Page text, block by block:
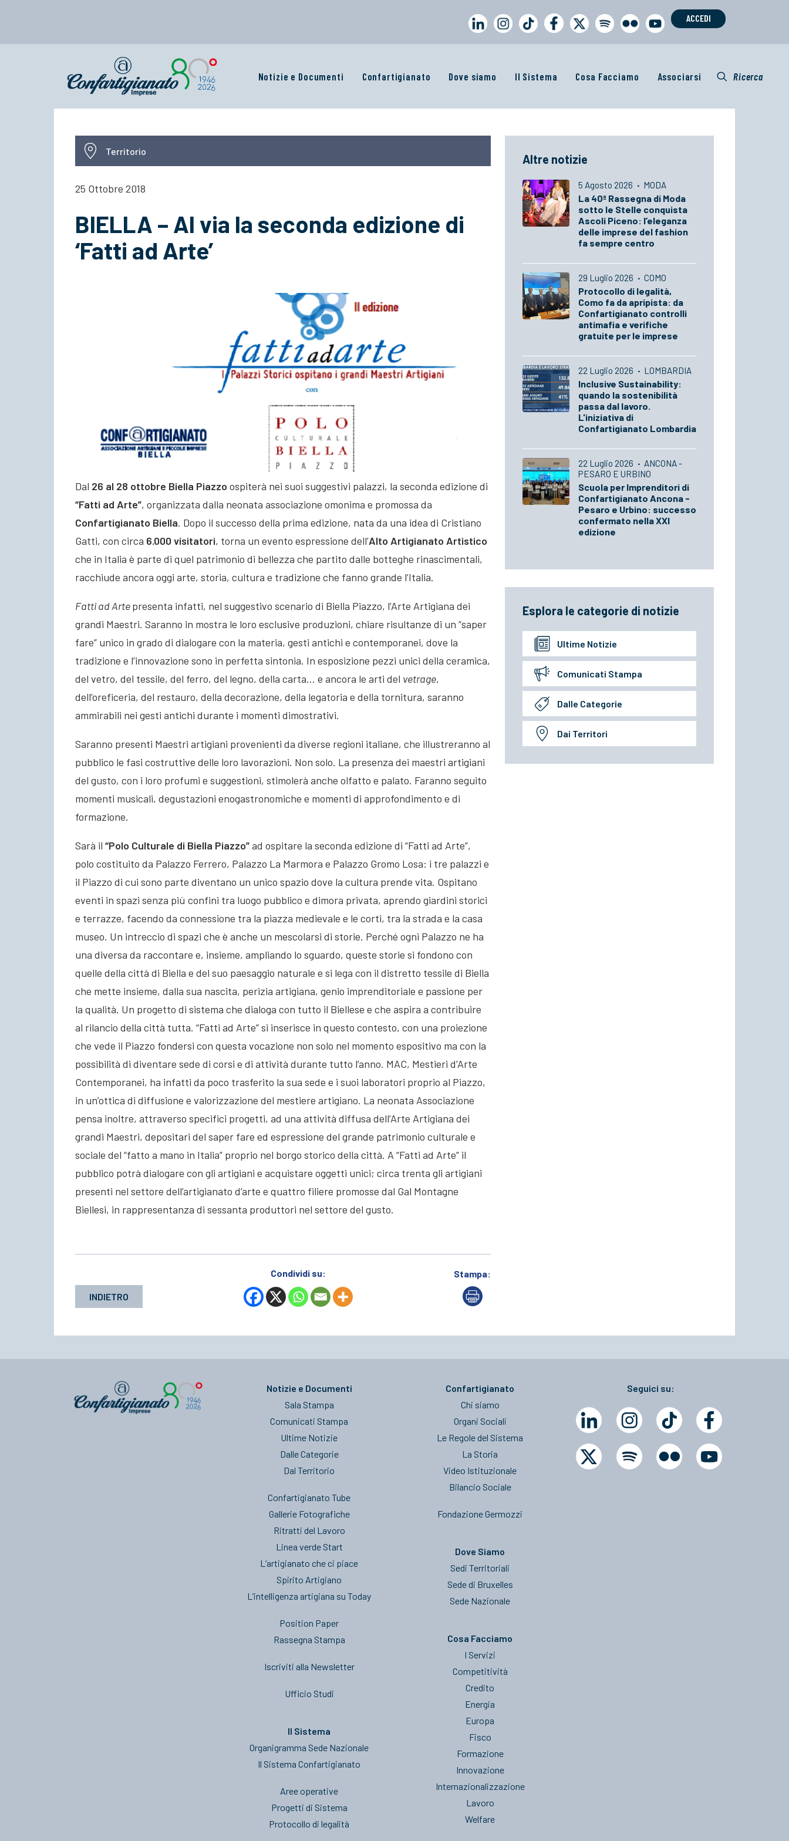
ACCEDI
Notizie e Documenti Confartigianato Dove siamo Il Sistema Cosa Facciamo Associarsi Ricerca
Territorio
25 Ottobre 2018
BIELLA – Al via la seconda edizione di
‘Fatti ad Arte’
Dal 26 al 28 ottobre Biella Piazzo ospiterà nei suoi suggestivi palazzi, la seconda edizione di
“Fatti ad Arte”, organizzata dalla neonata associazione omonima e promossa da
Confartigianato Biella. Dopo il successo della prima edizione, nata da una idea di Cristiano
Gatti, con circa 6.000 visitatori, torna un evento espressione dell’Alto Artigianato Artistico
che in Italia è parte di quel patrimonio di bellezza che partito dalle botteghe rinascimentali,
racchiude ancora oggi arte, storia, cultura e tradizione che fanno grande l’Italia.
Fatti ad Artepresenta infatti, nel suggestivo scenario di Biella Piazzo, l’Arte Artigiana dei
grandi Maestri. Saranno in mostra le loro esclusive produzioni, chiare risultanze di un “saper
fare” unico in grado di dialogare con la materia, gesti antichi e contemporanei, dove la
tradizione e l’innovazione sono in perfetta sintonia. In esposizione pezzi unici della ceramica,
del vetro, del tessile, del ferro, del legno, della carta… e ancora le arti del vetrage,
dell’oreficeria, del restauro, della decorazione, della legatoria e della tornitura, saranno
ammirabili nei gesti antichi durante i momenti dimostrativi.
Saranno presenti Maestri artigiani provenienti da diverse regioni italiane, che illustreranno al
pubblico le fasi costruttive delle loro lavorazioni. Non solo. La presenza dei maestri artigiani
del gusto, con i loro profumi e suggestioni, stimolerà anche olfatto e palato. Faranno seguito
momenti musicali, degustazioni enogastronomiche e momenti di approfondimento e di
formazione.
Sarà il “Polo Culturale di Biella Piazzo”ad ospitare la seconda edizione di “Fatti ad Arte”,
polo costituito da Palazzo Ferrero, Palazzo La Marmora e Palazzo Gromo Losa: i tre palazzi e
il Piazzo di cui sono parte diventano un unico spazio dove la cultura prende vita. Ospitano
eventi in spazi senza più confini tra luogo pubblico e dimora privata, aprendo giardini storici
e terrazze, facendo da connessione tra la piazza medievale e le corti, tra la strada e la casa
museo. Un intreccio di spazi che è anche un mescolarsi di storie. Perché ogni Palazzo ne ha
una diversa da raccontare e, insieme, ampliando lo sguardo, queste storie si fondono con
quelle della città di Biella e del suo paesaggio naturale e si lega con il distretto tessile di Biella
che mette insieme, dalla sua nascita, perizia artigiana, genio imprenditoriale e passione per
la qualità. Un progetto di sistema che dialoga con tutto il Biellese e che aspira a contribuire
al rilancio della città tutta. “Fatti ad Arte” si inserisce in questo contesto, con una proiezione
che vede il Piazzo fondersi con questa vocazione non solo nel momento espositivo ma con la
possibilità di diventare sede di corsi e di attività durante tutto l’anno. MAC, Mestieri d’Arte
Contemporanei, ha infatti da poco trasferito la sua sede e i suoi laboratori proprio al Piazzo,
in un’ottica di diffusione e valorizzazione del mestiere artigiano. La neonata Associazione
pensa inoltre, attraverso specifici progetti, ad una attività diffusa dell’Arte Artigiana dei
grandi Maestri, depositari del saper fare ed espressione del grande patrimonio culturale e
sociale del “fatto a mano in Italia” proprio nel borgo storico della città. A “Fatti ad Arte” il
pubblico potrà dialogare con gli artigiani e acquistare oggetti unici; circa trenta gli artigiani
presenti nel settore dell’artigianato d’arte e quattro filiere promosse dal Gal Montagne
Biellesi, in rappresentanza di sessanta produttori nel settore del gusto.
INDIETRO
Condividi su: Stampa:
Altre notizie
5 Agosto 2026 · MODA
La 40ª Rassegna di Moda
sotto le Stelle conquista
Ascoli Piceno: l’eleganza
delle imprese del fashion
fa sempre centro
29 Luglio 2026 · COMO
Protocollo di legalità,
Como fa da apripista: da
Confartigianato controlli
antimafia e verifiche
gratuite per le imprese
22 Luglio 2026 · LOMBARDIA
Inclusive Sustainability:
quando la sostenibilità
passa dal lavoro.
L'iniziativa di
Confartigianato Lombardia
22 Luglio 2026 · ANCONA -
PESARO E URBINO
Scuola per Imprenditori di
Confartigianato Ancona -
Pesaro e Urbino: successo
confermato nella XXI
edizione
Esplora le categorie di notizie
Ultime Notizie
Comunicati Stampa
Dalle Categorie
Dai Territori
Notizie e Documenti
Sala Stampa
Comunicati Stampa
Ultime Notizie
Dalle Categorie
Dal Territorio
Confartigianato Tube
Gallerie Fotografiche
Ritratti del Lavoro
Linea verde Start
L’artigianato che ci piace
Spirito Artigiano
L’intelligenza artigiana su Today
Position Paper
Rassegna Stampa
Iscriviti alla Newsletter
Ufficio Studi
Il Sistema
Organigramma Sede Nazionale
Il Sistema Confartigianato
Aree operative
Progetti di Sistema
Protocollo di legalità
Confartigianato
Chi siamo
Organi Sociali
Le Regole del Sistema
La Storia
Video Istituzionale
Bilancio Sociale
Fondazione Germozzi
Dove Siamo
Sedi Territoriali
Sede di Bruxelles
Sede Nazionale
Cosa Facciamo
I Servizi
Competitività
Credito
Energia
Europa
Fisco
Formazione
Innovazione
Internazionalizzazione
Lavoro
Welfare
Seguici su: